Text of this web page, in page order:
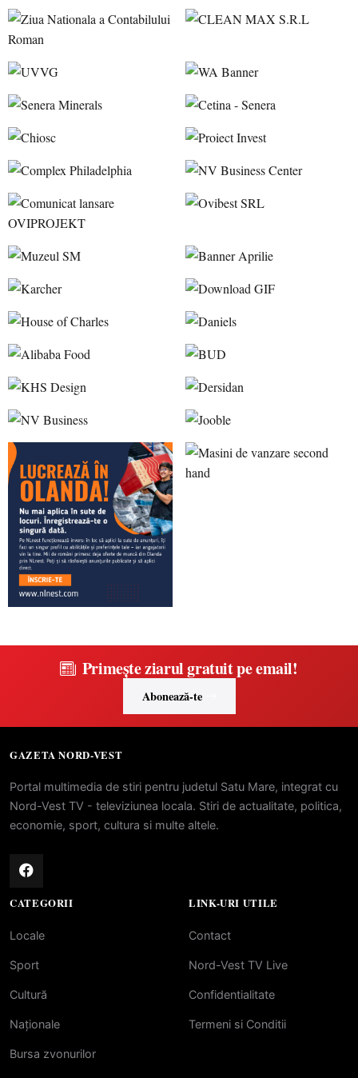
Primește ziarul gratuit pe email!
Abonează-te
GAZETA NORD-VEST
Portal multimedia de stiri pentru judetul Satu Mare, integrat cu
Nord-Vest TV - televiziunea locala. Stiri de actualitate, politica,
economie, sport, cultura si multe altele.
CATEGORII
Locale
Sport
Cultură
Naționale
Bursa zvonurilor
LINK-URI UTILE
Contact
Nord-Vest TV Live
Confidentialitate
Termeni si Conditii